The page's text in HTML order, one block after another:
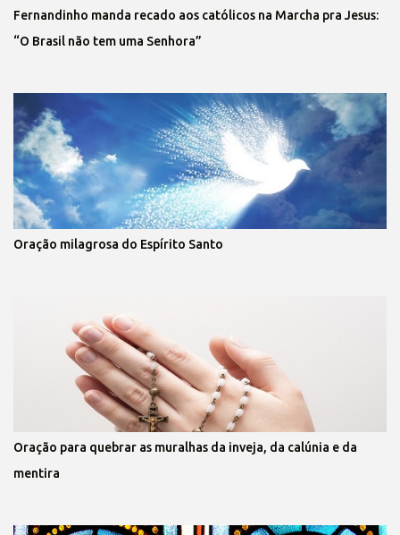
Fernandinho manda recado aos católicos na Marcha pra Jesus:
“O Brasil não tem uma Senhora”
Oração milagrosa do Espírito Santo
Oração para quebrar as muralhas da inveja, da calúnia e da
mentira